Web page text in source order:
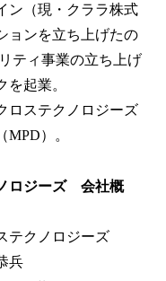
ン（現・クララ株式
ョンを立ち上げたの
ティ事業の立ち上げ
を起業。
ロステクノロジーズ
）。
ロジーズ 会社概
テクノロジーズ
兵